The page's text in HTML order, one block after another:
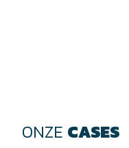
ONZE CASES